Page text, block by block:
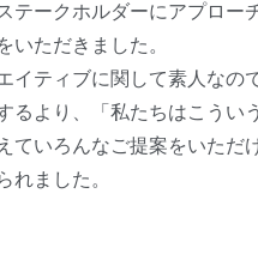
テークホルダーにアプロー
いただきました。
イティブに関して素人なの
るより、「私たちはこうい
ていろんなご提案をいただ
れました。